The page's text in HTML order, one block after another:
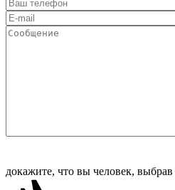
докажите, что вы человек, выбрав